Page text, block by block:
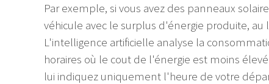
Par exemple, si vous avez des panneaux
véhicule avec le surplus d'énergie produite,
L'intelligence artificielle analyse la
horaires où le cout de l'énergie est moins
lui indiquez uniquement l'heure de votre